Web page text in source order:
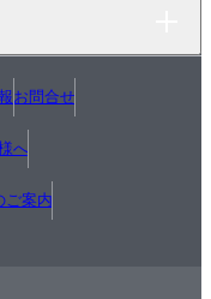
お問合せ
へ
ご案内